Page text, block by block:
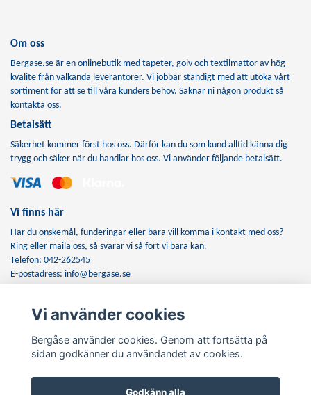
Om oss
Bergase.se är en onlinebutik med tapeter, golv och textilmattor av hög
kvalite från välkända leverantörer. Vi jobbar ständigt med att utöka vårt
sortiment för att se till våra kunders behov. Saknar ni någon produkt så
kontakta oss.
Betalsätt
Säkerhet kommer först hos oss. Därför kan du som kund alltid känna dig
trygg och säker när du handlar hos oss. Vi använder följande betalsätt.
Vi finns här
Har du önskemål, funderingar eller bara vill komma i kontakt med oss?
Ring eller maila oss, så svarar vi så fort vi bara kan.
Telefon: 042-262545
E-postadress: info@bergase.se
Anmäl dig till vårt nyhetsbrev
Prenumerera
Vi använder cookies
Bergåse använder cookies. Genom att fortsätta på
sidan godkänner du användandet av cookies.
Godkänn alla